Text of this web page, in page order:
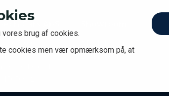
2791 Dragør
vores brug af cookies.
cookies men vær opmærksom på, at